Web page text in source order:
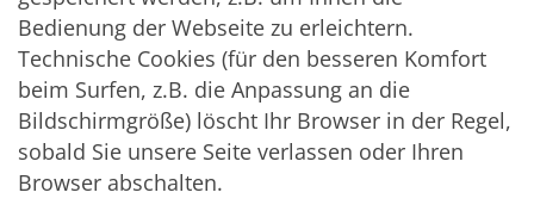
Bedienung der Webseite zu erleichtern.
Technische Cookies (für den besseren Komfort
beim Surfen, z.B. die Anpassung an die
Bildschirmgröße) löscht Ihr Browser in der Regel,
sobald Sie unsere Seite verlassen oder Ihren
Browser abschalten.